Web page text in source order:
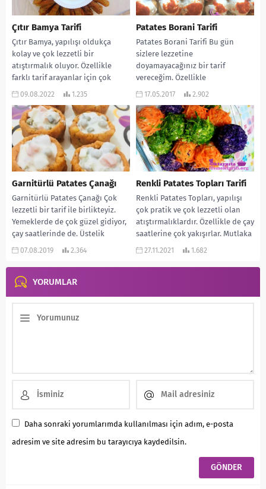
Çıtır Bamya Tarifi
Çıtır Bamya, yapılışı oldukça
kolay ve çok lezzetli bir
atıştırmalık oluyor. Özellikle
farklı tarif arayanlar için çok
uygun. Bamyayı bu...
09.08.2022 1.235
Patates Borani Tarifi
Patates Borani Tarifi Bu gün
sizlere lezzetine
doyamayacağınız bir tarif
vereceğim. Özellikle
misafirleriniz bayılacaklar. Çay
yerine de...
17.05.2017 2.902
Garnitürlü Patates Çanağı
Garnitürlü Patates Çanağı Çok
lezzetli bir tarif ile birlikteyiz.
Yemeklerde de çok güzel gidiyor,
çay saatlerinde de. Üstelik
yapılışı da...
07.08.2019 2.364
Renkli Patates Topları Tarifi
Renkli Patates Topları, yapılışı
çok pratik ve çok lezzetli olan
atıştırmalıklardır. Özellikle de çay
saatlerine çok yakışırlar. Mutlaka
denemelisiniz. Emin...
27.11.2021 1.682
YORUMLAR
Daha sonraki yorumlarımda kullanılması için adım, e-posta
adresim ve site adresim bu tarayıcıya kaydedilsin.